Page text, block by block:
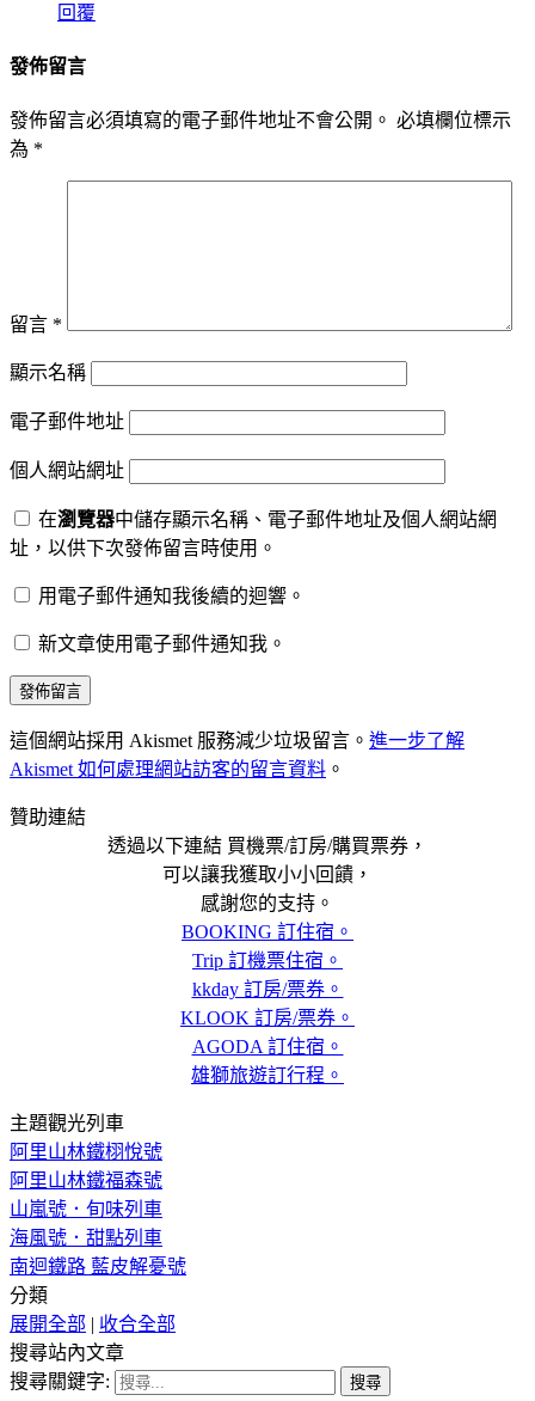
回覆
發佈留言
發佈留言必須填寫的電子郵件地址不會公開。 必填欄位標示
為 *
留言 *
顯示名稱
電子郵件地址
個人網站網址
在瀏覽器中儲存顯示名稱、電子郵件地址及個人網站網
址，以供下次發佈留言時使用。
用電子郵件通知我後續的迴響。
新文章使用電子郵件通知我。
這個網站採用 Akismet 服務減少垃圾留言。 進一步了解
Akismet 如何處理網站訪客的留言資料 。
贊助連結
透過以下連結 買機票/訂房/購買票券，
可以讓我獲取小小回饋，
感謝您的支持。
BOOKING 訂住宿。
Trip 訂機票住宿。
kkday 訂房/票券。
KLOOK 訂房/票券。
AGODA 訂住宿。
雄獅旅遊訂行程。
主題觀光列車
阿里山林鐵栩悅號
阿里山林鐵福森號
山嵐號．旬味列車
海風號．甜點列車
南迴鐵路 藍皮解憂號
分類
展開全部 | 收合全部
搜尋站內文章
搜尋關鍵字: